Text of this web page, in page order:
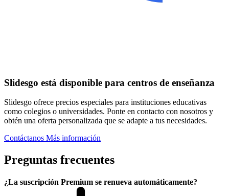
Slidesgo está disponible para centros de enseñanza
Slidesgo ofrece precios especiales para instituciones educativas
como colegios o universidades. Ponte en contacto con nosotros y
obtén una oferta personalizada que se adapte a tus necesidades.
Contáctanos Más información
Preguntas frecuentes
¿La suscripción Premium se renueva automáticamente?